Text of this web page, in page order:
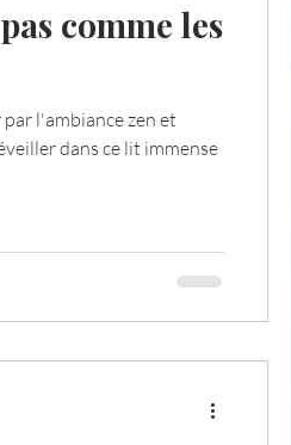
comme les
l'ambiance zen et
dans ce lit immense